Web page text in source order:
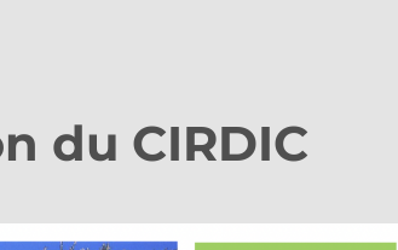
du CIRDIC